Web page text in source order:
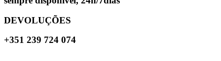
DEVOLUÇÕES
+351 239 724 074